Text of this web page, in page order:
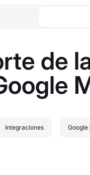
de
Integraciones Google